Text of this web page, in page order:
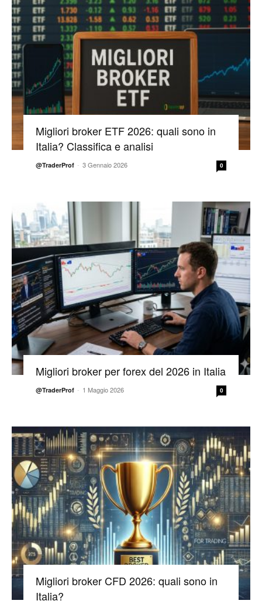
Migliori broker ETF 2026: quali sono in
Italia? Classifica e analisi
@TraderProf - 3 Gennaio 2026 0
Migliori broker per forex del 2026 in Italia
@TraderProf - 1 Maggio 2026 0
Migliori broker CFD 2026: quali sono in
Italia?